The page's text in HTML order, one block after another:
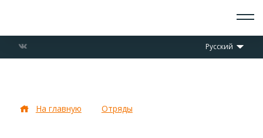
Русский
О СКАУТАХ
ОТРЯДЫ
ДОКУМЕНТЫ
На главную Отряды